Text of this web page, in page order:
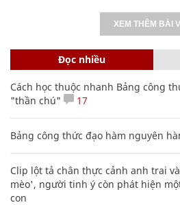
XEM THÊM BÀI
Đọc nhiều
Cách học thuộc nhanh Bảng công
"thần chú"
17
Bảng công thức đạo hàm nguyên
Clip lột tả chân thực cảnh anh trai
mèo', người tinh ý còn phát hiện
con